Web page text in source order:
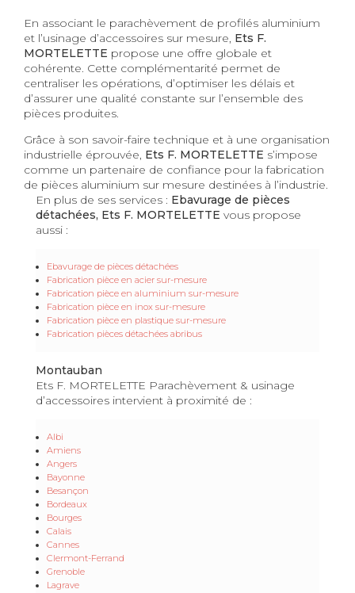
En associant le parachèvement de profilés aluminium
et l’usinage d’accessoires sur mesure, Ets F.
MORTELETTE propose une offre globale et
cohérente. Cette complémentarité permet de
centraliser les opérations, d’optimiser les délais et
d’assurer une qualité constante sur l’ensemble des
pièces produites.
Grâce à son savoir-faire technique et à une organisation
industrielle éprouvée, Ets F. MORTELETTE s’impose
comme un partenaire de confiance pour la fabrication
de pièces aluminium sur mesure destinées à l’industrie.
En plus de ses services : Ebavurage de pièces
détachées, Ets F. MORTELETTE vous propose
aussi :
Ebavurage de pièces détachées
Fabrication pièce en acier sur-mesure
Fabrication pièce en aluminium sur-mesure
Fabrication pièce en inox sur-mesure
Fabrication pièce en plastique sur-mesure
Fabrication pièces détachées abribus
Montauban
Ets F. MORTELETTE Parachèvement & usinage
d’accessoires intervient à proximité de :
Albi
Amiens
Angers
Bayonne
Besançon
Bordeaux
Bourges
Calais
Cannes
Clermont-Ferrand
Grenoble
Lagrave